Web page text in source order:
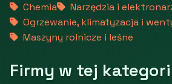
Chemia
Narzędzia i
Ogrzewanie, klimatyzacja i
Maszyny rolnicze i leśne
Firmy w tej